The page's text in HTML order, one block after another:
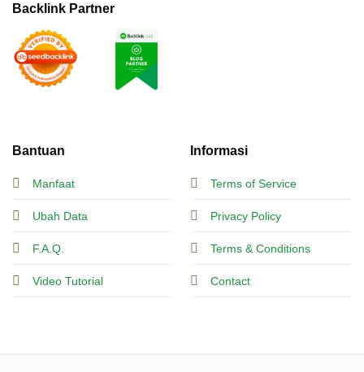
Bantuan
Manfaat
Ubah Data
F.A.Q.
Video Tutorial
Informasi
Terms of Service
Privacy Policy
Terms & Conditions
Contact
Backlink Partner